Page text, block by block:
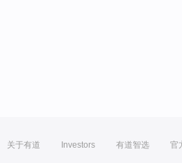
关于有道 Investors 有道智选 官